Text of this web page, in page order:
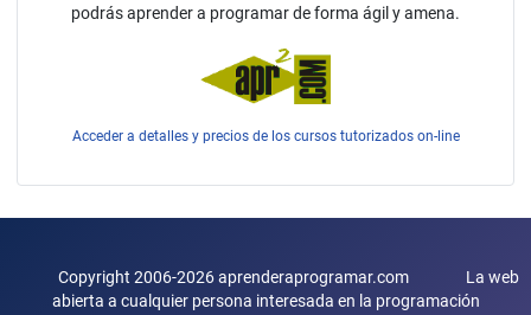
podrás aprender a programar de forma ágil y amena.
Acceder a detalles y precios de los cursos tutorizados on-line
Copyright 2006-2026 aprenderaprogramar.com La web
abierta a cualquier persona interesada en la programación